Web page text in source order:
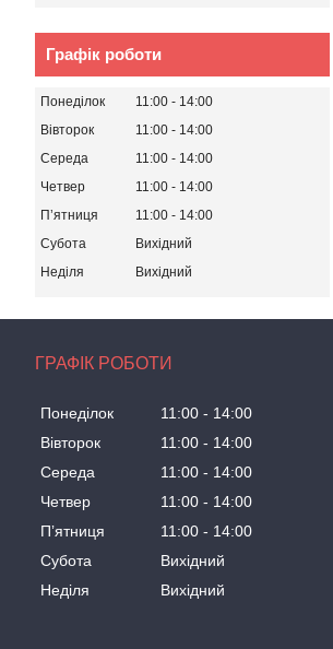
Графік роботи
Понеділок 11:00
14:00
Вівторок
11:00
14:00
Середа
11:00
14:00
Четвер
11:00
14:00
Пʼятниця
11:00
14:00
Субота
Вихідний
Неділя
Вихідний
ГРАФІК РОБОТИ
Понеділок 11:00
14:00
Вівторок
11:00
14:00
Середа
11:00
14:00
Четвер
11:00
14:00
Пʼятниця
11:00
14:00
Субота
Вихідний
Неділя
Вихідний